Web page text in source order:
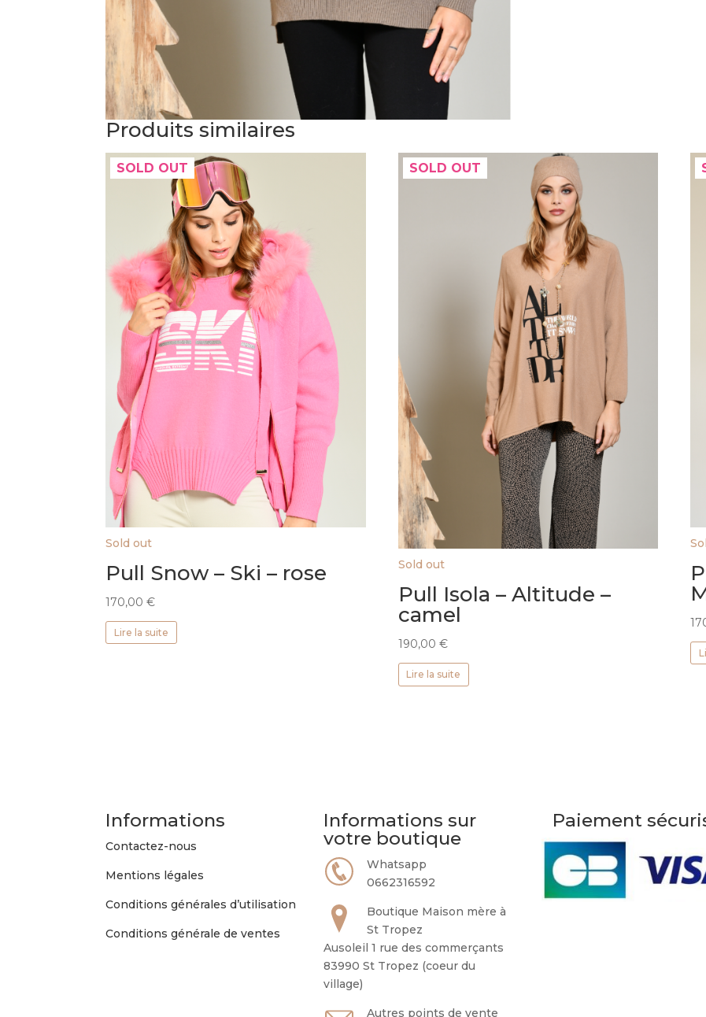
Produits similaires
SOLD OUT
Sold out
Pull Snow – Ski – rose
170,00€
Lire la suite
SOLD OUT
Sold out
Pull Isola – Altitude –
camel
190,00 €
Lire la suite
Informations
Contactez-nous
Mentions légales
Conditions générales d’utilisation
Conditions générale de ventes
Informations sur
votre boutique
Whatsapp
0662316592
Boutique Maison mère à
St Tropez
Ausoleil 1 rue des commerçants
83990 St Tropez (coeur du
village)
Autres points de vente
Paiement